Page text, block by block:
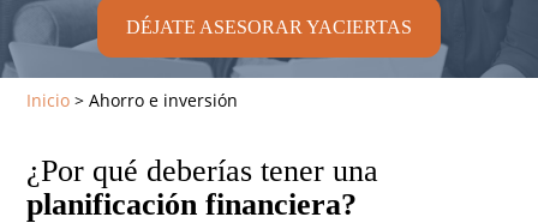
DÉJATE ASESORAR YACIERTAS
Inicio >Ahorro e inversión
¿Por qué deberías tener una
planificación financiera?